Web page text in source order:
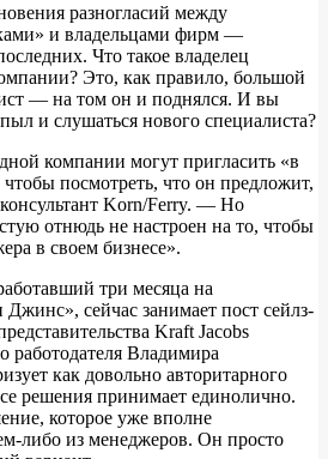
разногласий между
и владельцами фирм —
Что такое владелец
Это, как правило, большой
— на том он и поднялся. И вы
и слушаться нового специалиста?
компании могут пригласить «в
посмотреть, что он предложит,
Korn/Ferry. — Но
отнюдь не настроен на то, чтобы
в своем бизнесе».
три месяца на
Джинс», сейчас занимает пост сейлз-
Kraft Jacobs
работодателя Владимира
как довольно авторитарного
решения принимает единолично.
которое уже вполне
либо из менеджеров. Он просто